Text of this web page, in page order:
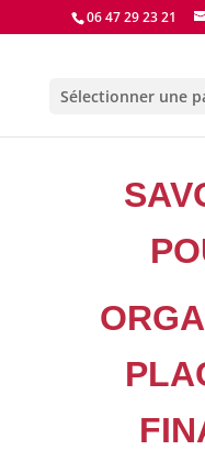
06 47 29 23 21
Sélectionner une